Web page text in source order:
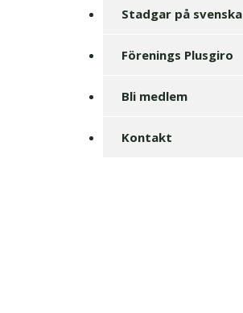
Stadgar på svenska
Förenings Plusgiro
Bli medlem
Kontakt